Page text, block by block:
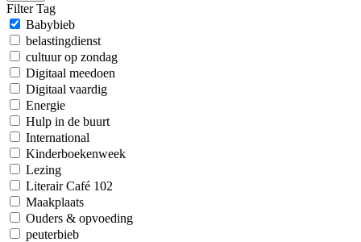
Filter Tag
Babybieb
belastingdienst
cultuur op zondag
Digitaal meedoen
Digitaal vaardig
Energie
Hulp in de buurt
International
Kinderboekenweek
Lezing
Literair Café 102
Maakplaats
Ouders & opvoeding
peuterbieb